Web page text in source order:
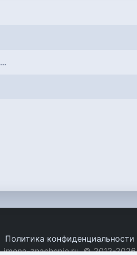
Политика конфиденциальности
imena-znachenie.ru, © 2012-2026